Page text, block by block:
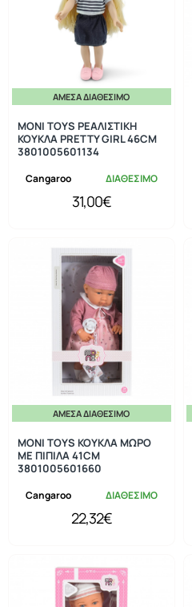
ΆΜΕΣΑ ΔΙΑΘΈΣΙΜΟ
Cangaroo ΔΙΑΘΕΣΙΜΟ
MONI TOYS ΡΕΑΛΙΣΤΙΚΗ
ΚΟΥΚΛΑ PRETTY GIRL 46CM
3801005601134
31,00€
ΆΜΕΣΑ ΔΙΑΘΈΣΙΜΟ
Cangaroo ΔΙΑΘΕΣΙΜΟ
MONI TOYS ΚΟΥΚΛΑ ΜΩΡΟ
ΜΕ ΠΙΠΙΛΑ 41CM
3801005601660
22,32€